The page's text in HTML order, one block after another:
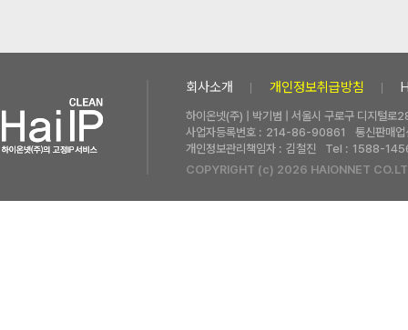
회사소개 개인정보취급방침
하이온넷(주) | 박기범 | 서울시 구로구 디지털
사업자등록번호 : 214-86-90861
통신판매
개인정보관리책임자 : 김철진 Tel : 1588-
COPYRIGHT (c) 2026 HAIONNET